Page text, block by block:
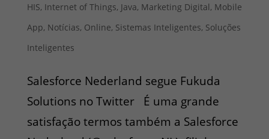
HIS, Internet of Things, Java, Marketing Digital, Mobile
App, Notícias, Online, Sistemas Inteligentes, Soluções
Inteligentes
Salesforce Nederland segue Fukuda
Solutions no Twitter É uma grande
satisfação termos também a Salesforce